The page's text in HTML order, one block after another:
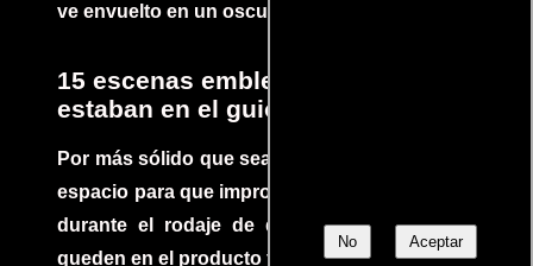
No Aceptar
ve envuelto en un oscuro mundo de crimen
15 escenas emblemáticas que no
estaban en el guion
Por más sólido que sea un guión siempre hay
espacio para que improvisaciones que se dan
durante el rodaje de determinadas escenas
queden en el producto final.